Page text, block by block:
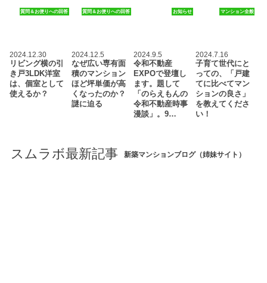
質問＆お便りへの回答
2024.12.30
リビング横の引
き戸3LDK洋室
は、個室として
使えるか？
質問＆お便りへの回答
2024.12.5
なぜ広い専有面
積のマンション
ほど坪単価が高
くなったのか？
謎に迫る
お知らせ
2024.9.5
令和不動産
EXPOで登壇し
ます。題して
「のらえもんの
令和不動産時事
漫談」。9…
マンション全般
2024.7.16
子育て世代にと
っての、「戸建
てに比べてマン
ションの良さ」
を教えてくださ
い！
スムラボ最新記事 新築マンションブログ（姉妹サイト）